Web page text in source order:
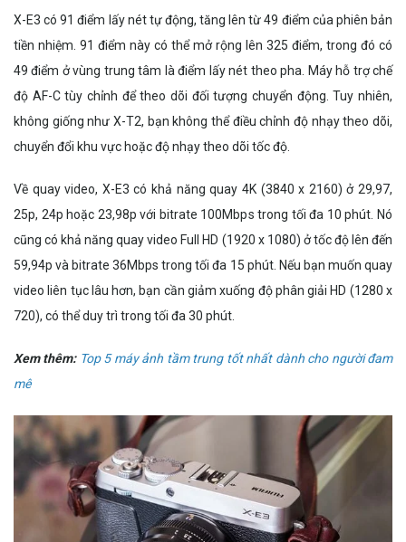
X-E3 có 91 điểm lấy nét tự động, tăng lên từ 49 điểm của phiên bản
tiền nhiệm. 91 điểm này có thể mở rộng lên 325 điểm, trong đó có
49 điểm ở vùng trung tâm là điểm lấy nét theo pha. Máy hỗ trợ chế
độ AF-C tùy chỉnh để theo dõi đối tượng chuyển động. Tuy nhiên,
không giống như X-T2, bạn không thể điều chỉnh độ nhạy theo dõi,
chuyển đổi khu vực hoặc độ nhạy theo dõi tốc độ.
Về quay video, X-E3 có khả năng quay 4K (3840 x 2160) ở 29,97,
25p, 24p hoặc 23,98p với bitrate 100Mbps trong tối đa 10 phút. Nó
cũng có khả năng quay video Full HD (1920 x 1080) ở tốc độ lên đến
59,94p và bitrate 36Mbps trong tối đa 15 phút. Nếu bạn muốn quay
video liên tục lâu hơn, bạn cần giảm xuống độ phân giải HD (1280 x
720), có thể duy trì trong tối đa 30 phút.
Xem thêm: Top 5 máy ảnh tầm trung tốt nhất dành cho người đam
mê